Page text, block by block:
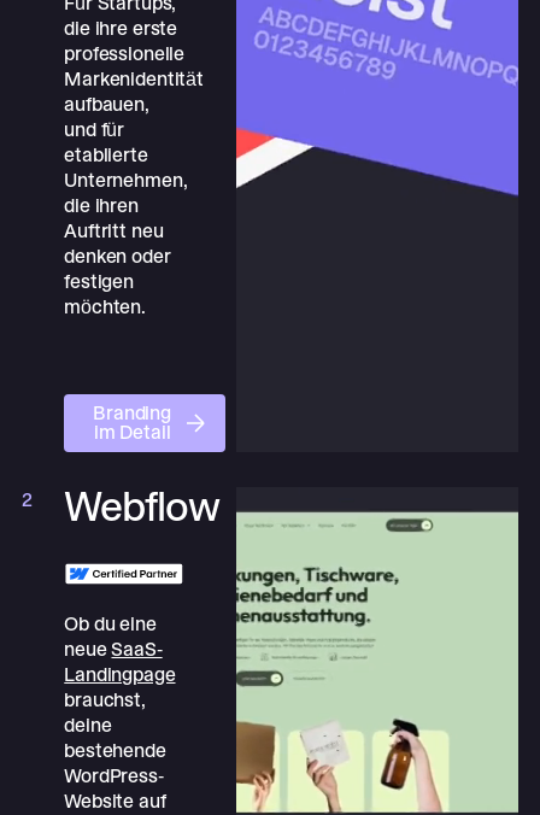
die ihre erste
professionelle
Markenidentität
aufbauen,
und für
etablierte
Unternehmen,
die ihren
Auftritt neu
denken oder
festigen
möchten.
Branding im Detail
Branding
im Detail
2
Webflow
Ob du eine
neueSaaS-
Landingpage
brauchst,
deine
bestehende
WordPress-
Website auf